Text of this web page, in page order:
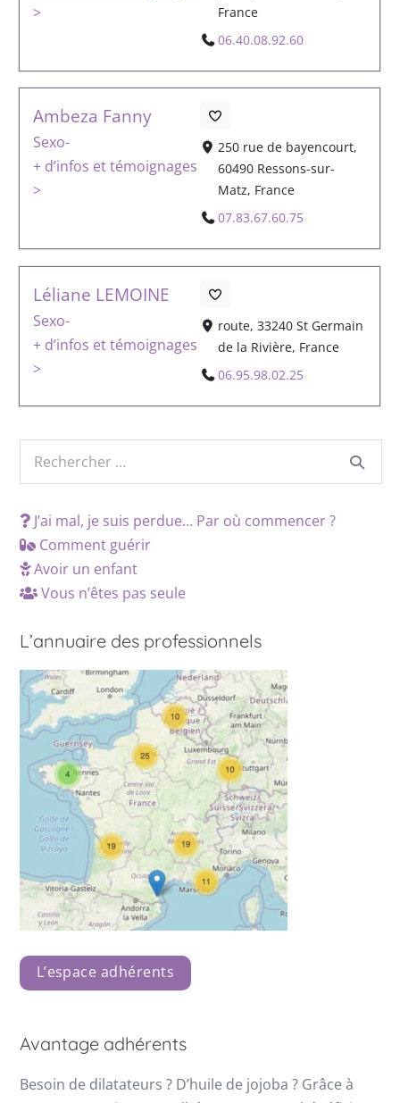
>
France
06.40.08.92.60
Ambeza Fanny
Sexo-
+ d’infos et témoignages
>
250 rue de bayencourt,
60490 Ressons-sur-
Matz, France
07.83.67.60.75
Léliane LEMOINE
Sexo-
+ d’infos et témoignages
>
route, 33240 St Germain
de la Rivière, France
06.95.98.02.25
J’ai mal, je suis perdue… Par où commencer ?
Comment guérir
Avoir un enfant
Vous n’êtes pas seule
L’annuaire des professionnels
L’espace adhérents
Avantage adhérents
Besoin de dilatateurs ? D’huile de jojoba ? Grâce à